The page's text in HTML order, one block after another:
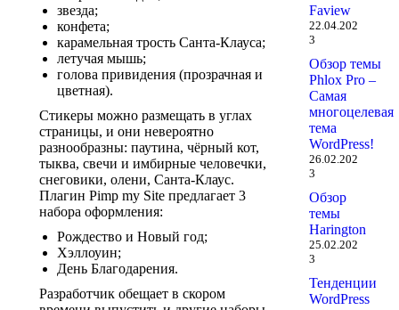
звезда;
конфета;
карамельная трость Санта-Клауса;
летучая мышь;
голова привидения (прозрачная и
цветная).
Стикеры можно размещать в углах
страницы, и они невероятно
разнообразны: паутина, чёрный кот,
тыква, свечи и имбирные человечки,
снеговики, олени, Санта-Клаус.
Плагин Pimp my Site предлагает 3
набора оформления:
Рождество и Новый год;
Хэллоуин;
День Благодарения.
Разработчик обещает в скором
Faview
22.04.202
3
Обзор темы
Phlox Pro –
Самая
многоцелевая
тема
WordPress!
26.02.202
3
Обзор
темы
Harington
25.02.202
3
Тенденции
WordPress